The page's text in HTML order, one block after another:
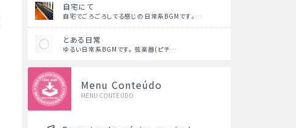
自宅にて
自宅でごろごろしてる感じの日常系BGMです。…
とある日常
ゆるい日常系BGMです。 弦楽器(ピチ…
Menu Conteúdo
MENU CONTEÚDO